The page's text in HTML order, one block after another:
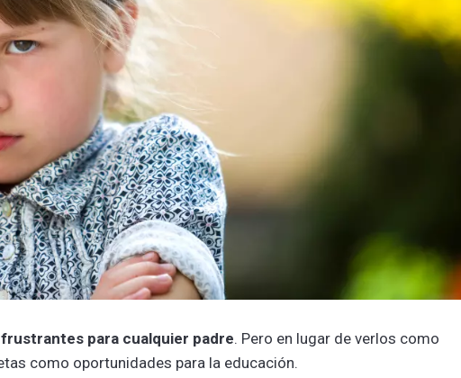
para cualquier padre. Pero en lugar de verlos como
como oportunidades para la educación.